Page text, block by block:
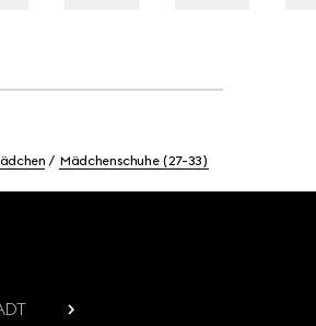
Mädchenschuhe (27-33)